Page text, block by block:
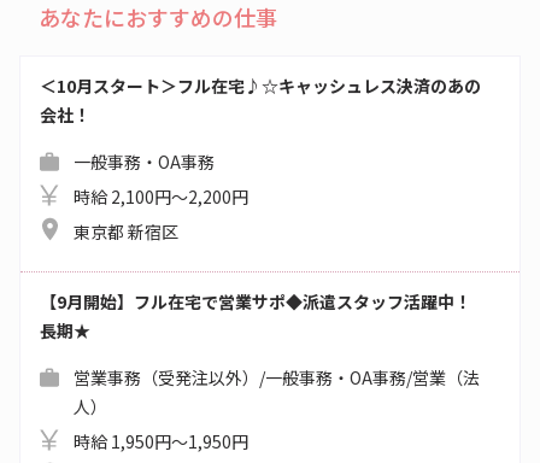
あなたにおすすめの仕事
＜10月スタート＞フル在宅♪☆キャッシュレス決済のあの
会社！
一般事務・OA事務
時給 2,100円～2,200円
東京都 新宿区
【9月開始】フル在宅で営業サポ◆派遣スタッフ活躍中！
長期★
営業事務（受発注以外）/一般事務・OA事務/営業（法
人）
時給 1,950円～1,950円